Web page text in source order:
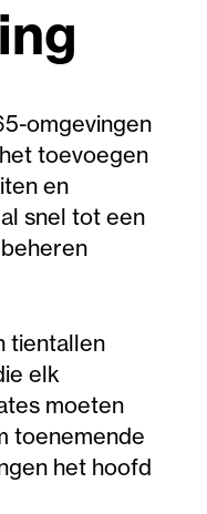
omgevingen
toevoegen
en
snel tot een
tientallen
elk
moeten
toenemende
het hoofd